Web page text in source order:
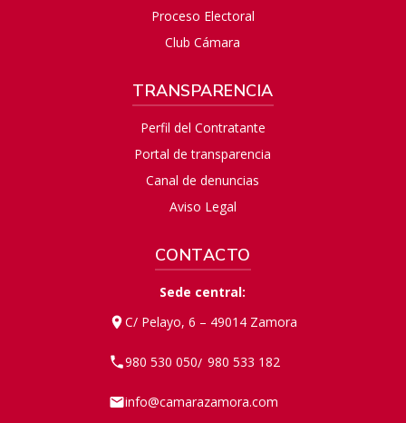
Proceso Electoral
Club Cámara
TRANSPARENCIA
Perfil del Contratante
Portal de transparencia
Canal de denuncias
Aviso Legal
CONTACTO
Sede central:
C/ Pelayo, 6 – 49014 Zamora
980 530 050/ 980 533 182
info@camarazamora.com